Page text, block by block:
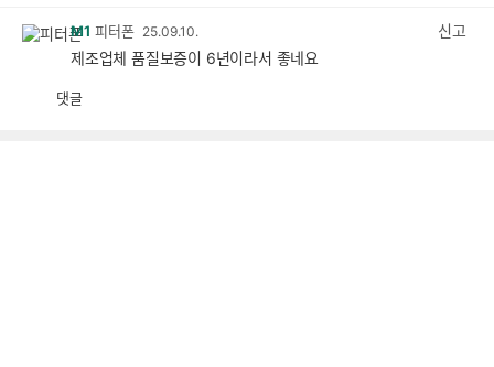
M1 피터폰 25.09.10.
신고
제조업체 품질보증이 6년이라서 좋네요
댓글